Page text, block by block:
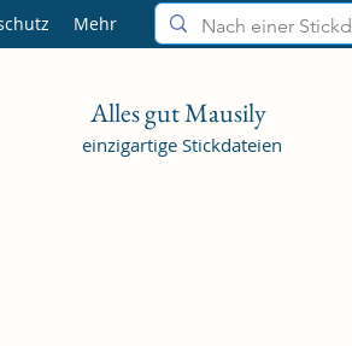
Alles gut Mausily
einzigartige Stickdateien
Mehr